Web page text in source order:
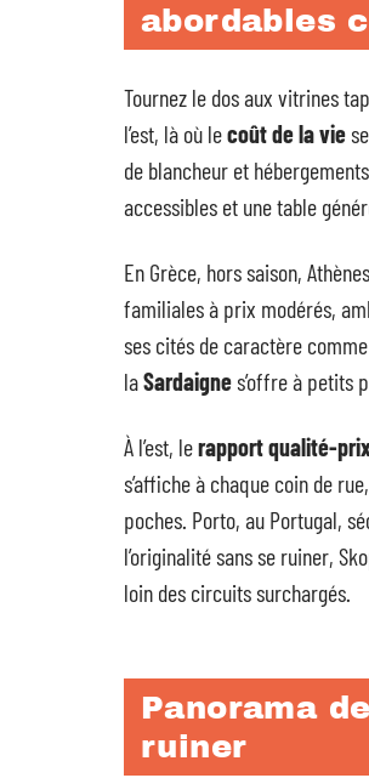
abordables
Tournez le dos aux vitrines
l’est, là où lecoût de la vie
de blancheur et
accessibles et une table
En Grèce, hors saison,
familiales à prix modérés,
ses cités de caractère
laSardaignes’offre à petits
À l’est, lerapport qualité-
s’affiche à chaque coin de
poches. Porto, au Portugal,
l’originalité sans se ruiner,
loin des circuits surchargés.
Panorama
ruiner